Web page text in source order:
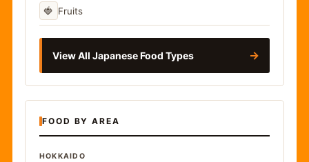
🍓 Fruits
View All Japanese Food Types →
FOOD BY AREA
HOKKAIDO